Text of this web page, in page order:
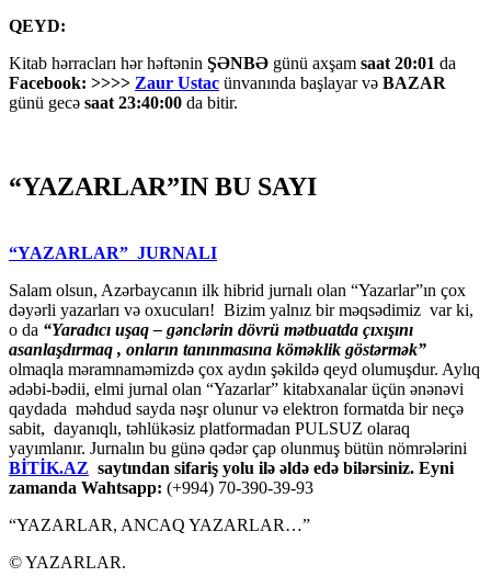
QEYD:
Kitab hərracları hər həftənin ŞƏNBƏ günü axşam saat 20:01 da
Facebook: >>>> Zaur Ustac ünvanında başlayar və BAZAR
günü gecə saat 23:40:00 da bitir.
“YAZARLAR”IN BU SAYI
“YAZARLAR” JURNALI
Salam olsun, Azərbaycanın ilk hibrid jurnalı olan “Yazarlar”ın çox
dəyərli yazarları və oxucuları! Bizim yalnız bir məqsədimiz var ki,
o da “Yaradıcı uşaq – gәnclәrin dövrü mәtbuatda çıxışını
asanlaşdırmaq , onların tanınmasına kömәklik göstәrmәk”
olmaqla məramnaməmizdə çox aydın şəkildə qeyd olumuşdur. Aylıq
ədəbi-bədii, elmi jurnal olan “Yazarlar” kitabxanalar üçün ənənəvi
qaydada məhdud sayda nəşr olunur və elektron formatda bir neçə
sabit, dayanıqlı, təhlükəsiz platformadan PULSUZ olaraq
yayımlanır. Jurnalın bu günə qədər çap olunmuş bütün nömrələrini
BİTİK.AZ saytından sifariş yolu ilə əldə edə bilərsiniz. Eyni
zamanda Wahtsapp: (+994) 70-390-39-93
“YAZARLAR, ANCAQ YAZARLAR…”
© YAZARLAR.